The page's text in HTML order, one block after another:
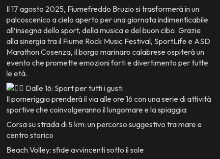
Il 17 agosto 2025, Fiumefreddo Bruzio si trasformerà in un
palcoscenico a cielo aperto per una giornata indimenticabile
all’insegna dello sport, della musica e del buon cibo. Grazie
alla sinergia tra il Fiume Rock Music Festival, SportLife e ASD
Marathon Cosenza, il borgo marinaro calabrese ospiterà un
evento che promette emozioni forti e divertimento per tutte
le età.
Dalle 16: Sport per tutti i gusti
Il pomeriggio prenderà il via alle ore 16 con una serie di attività
sportive che coinvolgeranno il lungomare e la spiaggia:
Corsa su strada di 5 km: un percorso suggestivo tra mare e
centro storico
Beach Volley: sfide avvincenti sotto il sole